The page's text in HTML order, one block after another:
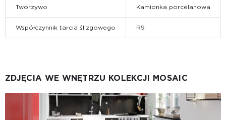
Tworzywo Kamionka porcelanowa
Współczynnik tarcia ślizgowego R9
ZDJĘCIA WE WNĘTRZU KOLEKCJI MOSAIC